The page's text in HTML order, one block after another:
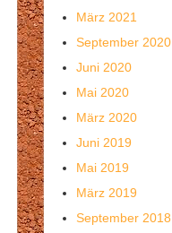
März 2021
September 2020
Juni 2020
Mai 2020
März 2020
Juni 2019
Mai 2019
März 2019
September 2018